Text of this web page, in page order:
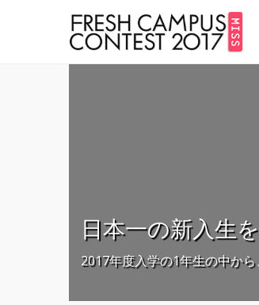
日本一の新入生
2017年度入学の1年生の中か